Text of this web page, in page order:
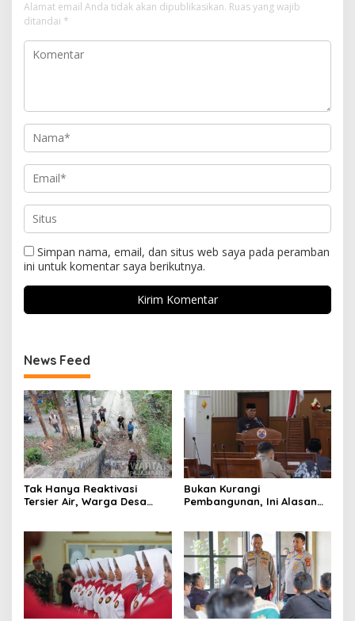
Alamat email Anda tidak akan dipublikasikan. Ruas yang wajib
ditandai *
Simpan nama, email, dan situs web saya pada peramban
ini untuk komentar saya berikutnya.
News Feed
Tak Hanya Reaktivasi
Tersier Air, Warga Desa
Bukan Kurangi
Pembangunan, Ini Alasan
Daerah